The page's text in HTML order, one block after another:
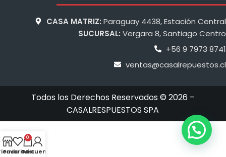
CASA MATRIZ: Paraguay 4438, Estación Central
SUCURSAL: Vergara 8, Santiago Centro
+56 9 7973 8741
ventas@casalrepuestos.cl
Todos los Derechos Reservados © 2026 –
CASALRESPUESTOS SPA
Favoritos
0
Cart
Mi cuenta